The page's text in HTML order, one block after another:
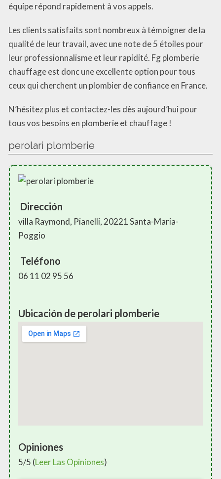
équipe répond rapidement à vos appels.
Les clients satisfaits sont nombreux à témoigner de la
qualité de leur travail, avec une note de 5 étoiles pour
leur professionnalisme et leur rapidité. Fg plomberie
chauffage est donc une excellente option pour tous
ceux qui cherchent un plombier de confiance en France.
N’hésitez plus et contactez-les dès aujourd’hui pour
tous vos besoins en plomberie et chauffage !
perolari plomberie
Dirección
villa Raymond, Pianelli, 20221 Santa-Maria-
Poggio
Teléfono
06 11 02 95 56
Ubicación de perolari plomberie
Opiniones
5/5 (Leer Las Opiniones)